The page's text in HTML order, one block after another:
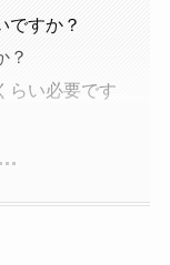
ですか？
？
らい必要です